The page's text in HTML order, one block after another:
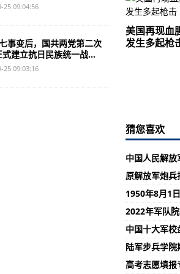
美国再现血
发生多起枪
猜您喜欢
中国人民解
原解放军炮
1950年8月1
2022年军队
中国十大军
陆军步兵学
高考志愿填
25 09:04:56
七事变后，国共两党第二次
建立抗日民族统一战...
25 09:03:16